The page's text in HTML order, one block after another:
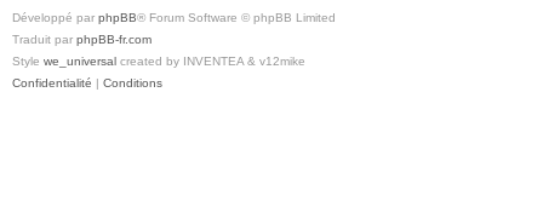
Développé par phpBB® Forum Software © phpBB Limited
Traduit par phpBB-fr.com
Style we_universal created by INVENTEA & v12mike
Confidentialité | Conditions